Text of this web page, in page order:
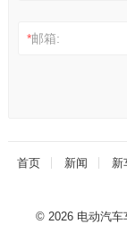
*邮箱:
首页 新闻 新
© 2026 电动汽车